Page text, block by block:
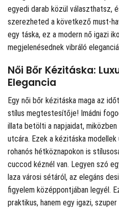
egyedi darab közül választhatsz,
szerezheted a következő must-
egy táska, ez a modern nő igazi
megjelenésednek vibráló
Női Bőr Kézitáska:
Elegancia
Egy női bőr kézitáska maga az
stílus megtestesítője! Imádni
illata betölti a napjaidat,
utcára. Ezek a kézitáska
rohanós hétköznapokon is
cuccod kéznél van. Legyen szó
laza városi sétáról, az elegáns
figyelem középpontjában legyél.
praktikus, hanem egy igazi,